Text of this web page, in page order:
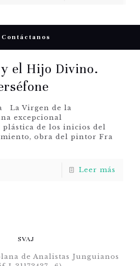
Contáctanos
el Hijo Divino.
La Virgen de la
excepcional
plástica de los inicios del
obra del pintor Fra
Leer más
SVAJ
de Analistas Junguianos